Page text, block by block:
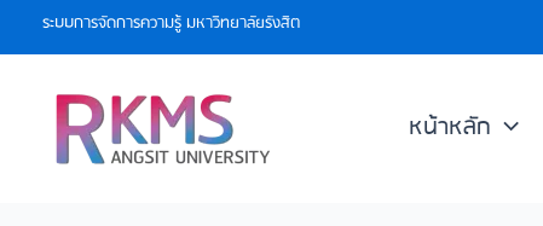
to
ระบบการจัดการความรู้ มหาวิทยาลัยรังสิต
หน้าหลัก